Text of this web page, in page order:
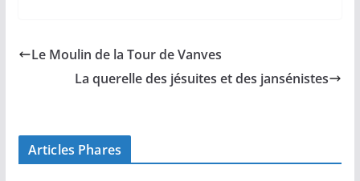
Le Moulin de la Tour de Vanves
La querelle des jésuites et des jansénistes
Articles Phares